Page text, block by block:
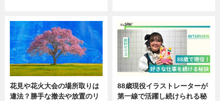
花見や花火大会の場所取りは
違法？勝手な撤去や放置のリ
88歳現役イラストレーターが
第一線で活躍し続けられる秘